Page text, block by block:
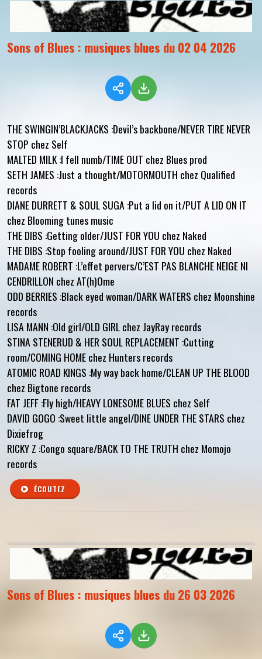
Sons of Blues : musiques blues du 02 04 2026
THE SWINGIN’BLACKJACKS :Devil’s backbone/NEVER TIRE NEVER
STOP chez Self
MALTED MILK :I fell numb/TIME OUT chez Blues prod
SETH JAMES :Just a thought/MOTORMOUTH chez Qualified
records
DIANE DURRETT & SOUL SUGA :Put a lid on it/PUT A LID ON IT
chez Blooming tunes music
THE DIBS :Getting older/JUST FOR YOU chez Naked
THE DIBS :Stop fooling around/JUST FOR YOU chez Naked
MADAME ROBERT :L’effet pervers/C’EST PAS BLANCHE NEIGE NI
CENDRILLON chez AT(h)Ome
ODD BERRIES :Black eyed woman/DARK WATERS chez Moonshine
records
LISA MANN :Old girl/OLD GIRL chez JayRay records
STINA STENERUD & HER SOUL REPLACEMENT :Cutting
room/COMING HOME chez Hunters records
ATOMIC ROAD KINGS :My way back home/CLEAN UP THE BLOOD
chez Bigtone records
FAT JEFF :Fly high/HEAVY LONESOME BLUES chez Self
DAVID GOGO :Sweet little angel/DINE UNDER THE STARS chez
Dixiefrog
RICKY Z :Congo square/BACK TO THE TRUTH chez Momojo
records
ÉCOUTEZ
Sons of Blues : musiques blues du 26 03 2026